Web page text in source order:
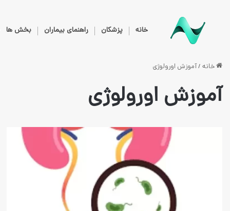
خانه پزشکان راهنمای بیماران بخش ها
خانه /آموزش اورولوژی
آموزش اورولوژی